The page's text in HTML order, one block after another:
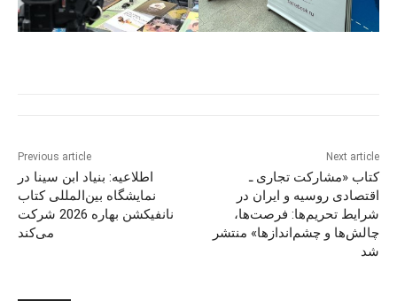
Previous article
اطلاعیه: بنیاد ابن سینا در
نمایشگاه بین‌المللی کتاب
نانفیکشن بهاره 2026 شرکت
می‌کند
Next article
کتاب «مشارکت تجاری ـ
اقتصادی روسیه و ایران در
شرایط تحریم‌ها: فرصت‌ها،
چالش‌ها و چشم‌اندازها» منتشر
شد